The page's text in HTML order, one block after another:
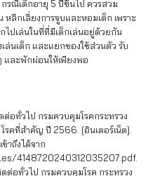
รณีเด็กอายุ 5 ปีขึ้นไป ควรสวม
ลีกเลี่ยงการจูบและหอมเด็ก เพราะ
ไปเล่นในที่ที่มีเด็กเล่นอยู่ด้วยกัน
ล่นเด็ก และแยกของใช้ส่วนตัว รับ
และพักผ่อนให้เพียงพอ
ทั่วไป กรมควบคุมโรคกระทรวง
รคที่สำคัญ ปี 2566. [อินเตอร์เน็ต].
าถึงได้จาก
4148720240312035207.pdf.
อทั่วไป กรมควบคุมโรค กระทรวง